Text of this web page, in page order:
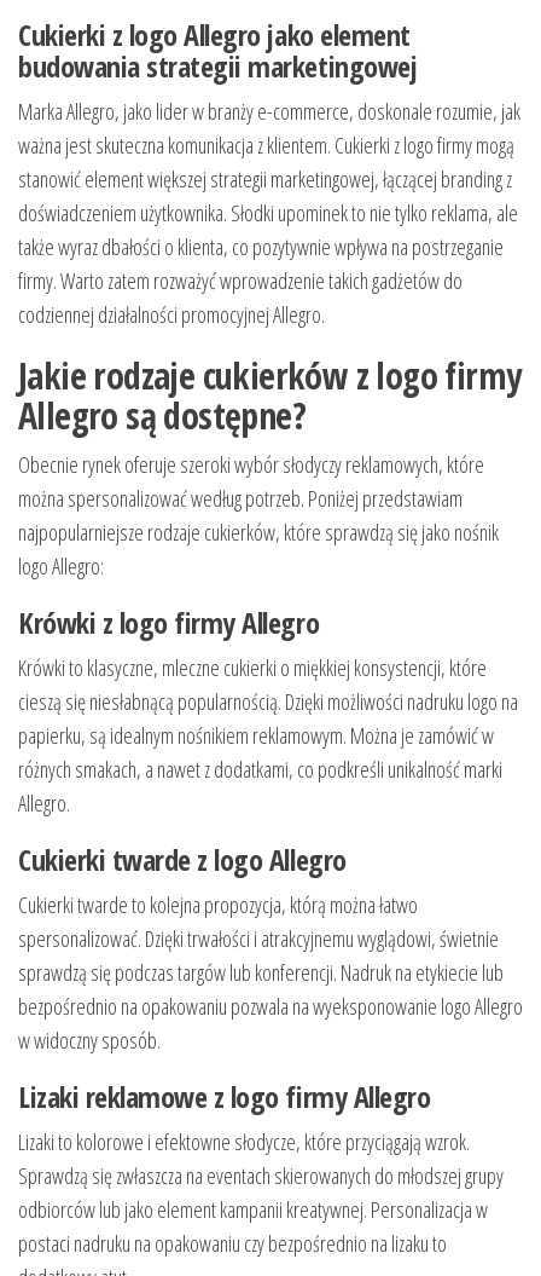
Cukierki z logo Allegro jako element
budowania strategii marketingowej
Marka Allegro, jako lider w branży e-commerce, doskonale rozumie, jak
ważna jest skuteczna komunikacja z klientem. Cukierki z logo firmy mogą
stanowić element większej strategii marketingowej, łączącej branding z
doświadczeniem użytkownika. Słodki upominek to nie tylko reklama, ale
także wyraz dbałości o klienta, co pozytywnie wpływa na postrzeganie
firmy. Warto zatem rozważyć wprowadzenie takich gadżetów do
codziennej działalności promocyjnej Allegro.
Jakie rodzaje cukierków z logo firmy
Allegro są dostępne?
Obecnie rynek oferuje szeroki wybór słodyczy reklamowych, które
można spersonalizować według potrzeb. Poniżej przedstawiam
najpopularniejsze rodzaje cukierków, które sprawdzą się jako nośnik
logo Allegro:
Krówki z logo firmy Allegro
Krówki to klasyczne, mleczne cukierki o miękkiej konsystencji, które
cieszą się niesłabnącą popularnością. Dzięki możliwości nadruku logo na
papierku, są idealnym nośnikiem reklamowym. Można je zamówić w
różnych smakach, a nawet z dodatkami, co podkreśli unikalność marki
Allegro.
Cukierki twarde z logo Allegro
Cukierki twarde to kolejna propozycja, którą można łatwo
spersonalizować. Dzięki trwałości i atrakcyjnemu wyglądowi, świetnie
sprawdzą się podczas targów lub konferencji. Nadruk na etykiecie lub
bezpośrednio na opakowaniu pozwala na wyeksponowanie logo Allegro
w widoczny sposób.
Lizaki reklamowe z logo firmy Allegro
Lizaki to kolorowe i efektowne słodycze, które przyciągają wzrok.
Sprawdzą się zwłaszcza na eventach skierowanych do młodszej grupy
odbiorców lub jako element kampanii kreatywnej. Personalizacja w
postaci nadruku na opakowaniu czy bezpośrednio na lizaku to